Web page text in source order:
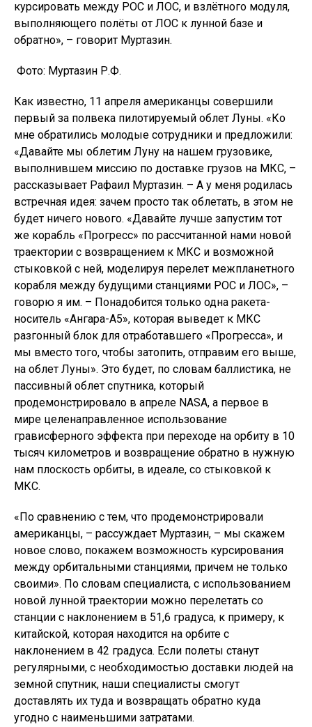
курсировать между РОС и ЛОС, и взлётного модуля,
выполняющего полёты от ЛОС к лунной базе и
обратно», – говорит Муртазин.
Фото: Муртазин Р.Ф.
Как известно, 11 апреля американцы совершили
первый за полвека пилотируемый облет Луны. «Ко
мне обратились молодые сотрудники и предложили:
«Давайте мы облетим Луну на нашем грузовике,
выполнившем миссию по доставке грузов на МКС, –
рассказывает Рафаил Муртазин. – А у меня родилась
встречная идея: зачем просто так облетать, в этом не
будет ничего нового. «Давайте лучше запустим тот
же корабль «Прогресс» по рассчитанной нами новой
траектории с возвращением к МКС и возможной
стыковкой с ней, моделируя перелет межпланетного
корабля между будущими станциями РОС и ЛОС», –
говорю я им. – Понадобится только одна ракета-
носитель «Ангара-А5», которая выведет к МКС
разгонный блок для отработавшего «Прогресса», и
мы вместо того, чтобы затопить, отправим его выше,
на облет Луны». Это будет, по словам баллистика, не
пассивный облет спутника, который
продемонстрировало в апреле NASA, а первое в
мире целенаправленное использование
грависферного эффекта при переходе на орбиту в 10
тысяч километров и возвращение обратно в нужную
нам плоскость орбиты, в идеале, со стыковкой к
МКС.
«По сравнению с тем, что продемонстрировали
американцы, – рассуждает Муртазин, – мы скажем
новое слово, покажем возможность курсирования
между орбитальными станциями, причем не только
своими». По словам специалиста, с использованием
новой лунной траектории можно перелетать со
станции с наклонением в 51,6 градуса, к примеру, к
китайской, которая находится на орбите с
наклонением в 42 градуса. Если полеты станут
регулярными, с необходимостью доставки людей на
земной спутник, наши специалисты смогут
доставлять их туда и возвращать обратно куда
угодно с наименьшими затратами.